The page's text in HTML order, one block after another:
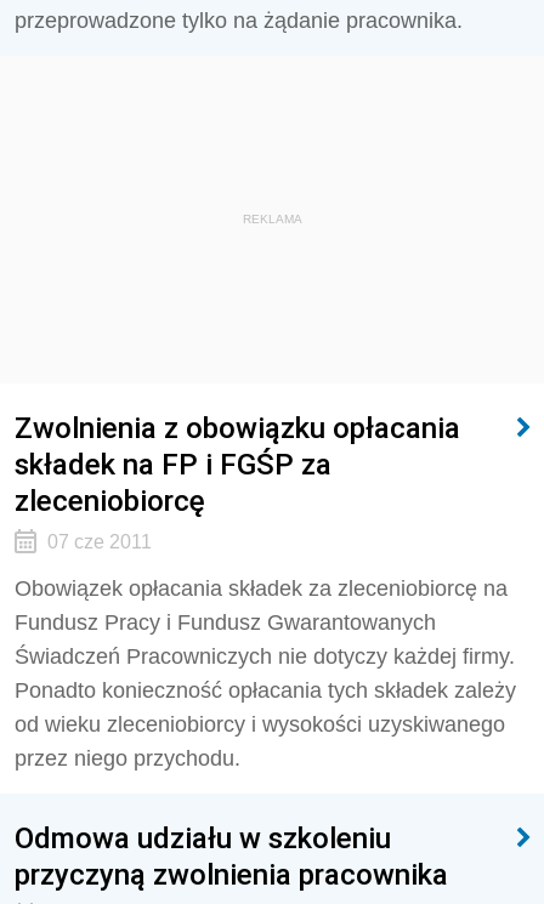
przeprowadzone tylko na żądanie pracownika.
REKLAMA
Zwolnienia z obowiązku opłacania
składek na FP i FGŚP za
zleceniobiorcę
07 cze 2011
Obowiązek opłacania składek za zleceniobiorcę na
Fundusz Pracy i Fundusz Gwarantowanych
Świadczeń Pracowniczych nie dotyczy każdej firmy.
Ponadto konieczność opłacania tych składek zależy
od wieku zleceniobiorcy i wysokości uzyskiwanego
przez niego przychodu.
Odmowa udziału w szkoleniu
przyczyną zwolnienia pracownika